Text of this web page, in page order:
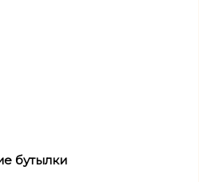
бутылки